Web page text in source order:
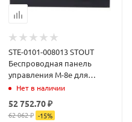
STE-0101-008013 STOUT
Беспроводная панель
управления M-8e для
рейки L-8e, чёрная
Нет в наличии
52 752.70 ₽
62 062 ₽ -15%